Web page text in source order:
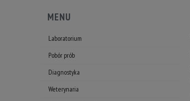
MENU
Laboratorium
Pobór prób
Diagnostyka
Weterynaria